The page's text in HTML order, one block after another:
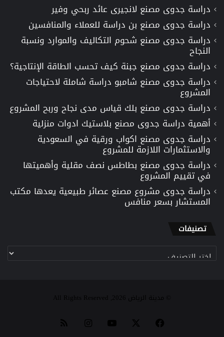
دراسة جدوى مصنع لانجيرى عائد ربحي وفير
دراسة جدوى مصنع بن دراسة للعملاء والمنافسين
دراسة جدوى مصنع شحوم التكاليف والموارد ونسبة
النجاح
دراسة جدوى مصنع جبنة كيف تحسب الطاقة الإنتاجية؟
دراسة جدوى مصنع شامبو دراسة شاملة لاحتياجات
المشروع
دراسة جدوى مصنع بلك قياس مدى نجاح وربح المشروع
أهمية دراسة جدوى مصنع بلاستيك ادوات منزلية
دراسة جدوى مصنع اكواب ورقية في السعودية
والاستثمارات اللازمة للمشروع
دراسة جدوى مصنع بطاطس نصف مقلية وأهميتها
في تقييم المشروع
دراسة جدوى مشروع مصنع عصائر طبيعية يعدها مكتب
المستشار بسعر منافس
تصنيفات
تصنيفات
© مدينة الرياض 2026, All Rights Reserved
فيسبوك ‫YouTube انستقرام